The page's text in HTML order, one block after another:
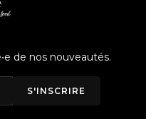
de nos nouveautés.
S'INSCRIRE